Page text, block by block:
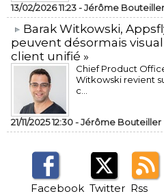
13/02/2026 11:23 -Jérôme Bouteiller
​Barak Witkowski,
peuvent désormais
client unifié »
Chief Product
Witkowski revient
c...
21/11/2025 12:30 -Jérôme Bouteiller
Facebook Twitter Rss